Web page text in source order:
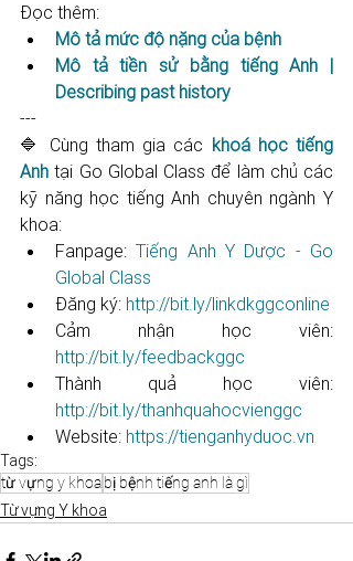
Đọc thêm:
Mô tả mức độ nặng của bệnh
Mô tả tiền sử bằng tiếng Anh |
Describing past history
---
🔷 Cùng tham gia các khoá học tiếng
Anh tại Go Global Class để làm chủ các
kỹ năng học tiếng Anh chuyên ngành Y
khoa:
Fanpage: Tiếng Anh Y Dược - Go
Global Class
Đăng ký: http://bit.ly/linkdkggconline​​​​​​​​​​​
http://bit.ly/feedbackggc​​​​​​​​​​​
http://bit.ly/thanhquahocvienggc​​​​​
Website: https://tienganhyduoc.vn
Tags:
từ vựng y khoabị bệnh tiếng anh là gì
Từ vựng Y khoa